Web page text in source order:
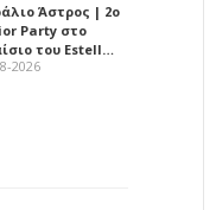
Άστρος | 2ο
Party στο
του Estell…
2026